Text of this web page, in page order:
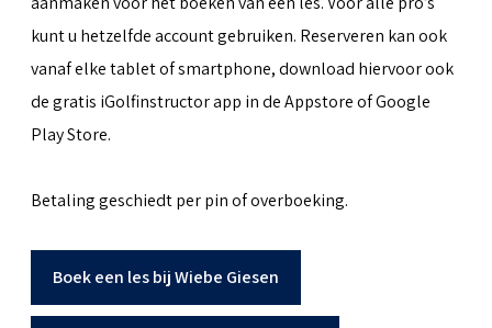
kunt u hetzelfde account gebruiken. Reserveren kan ook
vanaf elke tablet of smartphone, download hiervoor ook
de gratis iGolfinstructor app in de Appstore of Google
Play Store.
Betaling geschiedt per pin of overboeking.
Boek een les bij Wiebe Giesen